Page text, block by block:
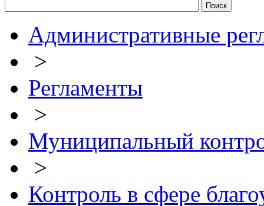
Административные
>
Регламенты
>
Муниципальный
>
Контроль в сфере